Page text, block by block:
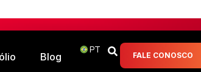
Blog
PT
FALE CONOSCO
Recrutamento